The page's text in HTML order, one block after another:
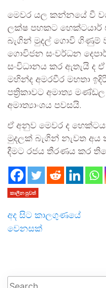
මෙවර යල කන්නයේ වී
ලක්ෂ පහකට හෙක්ටයාර්
බැගින් මුදල් ගොවි ගිණුම්
ගොවිජන සංවර්ධන
සංවිධානය කර ඇතැයි ද
මහින්ද අමරවීර මහතා
පත්‍රිකාවට අමාත්‍ය
අමාත්‍යාංශය පවසයි.
ඒ අනුව මෙවර ද
මුදලක් බැගින් නැවත අය
දීමට රජය තීරණය කර
කාලීන පුවත්
අද සිට කාලගුණයේ
වෙනසක්